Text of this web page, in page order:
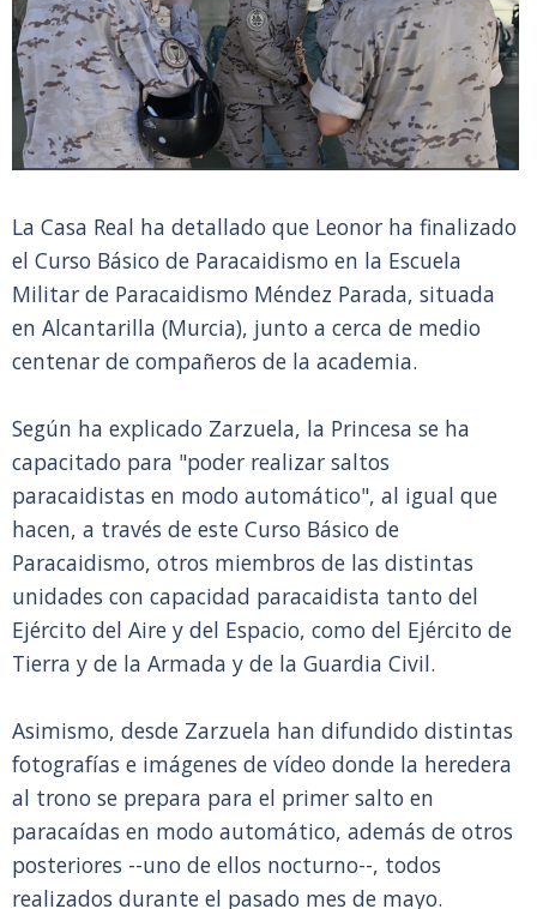
La Casa Real ha detallado que Leonor ha finalizado
el Curso Básico de Paracaidismo en la Escuela
Militar de Paracaidismo Méndez Parada, situada
en Alcantarilla (Murcia), junto a cerca de medio
centenar de compañeros de la academia.
Según ha explicado Zarzuela, la Princesa se ha
capacitado para "poder realizar saltos
paracaidistas en modo automático", al igual que
hacen, a través de este Curso Básico de
Paracaidismo, otros miembros de las distintas
unidades con capacidad paracaidista tanto del
Ejército del Aire y del Espacio, como del Ejército de
Tierra y de la Armada y de la Guardia Civil.
Asimismo, desde Zarzuela han difundido distintas
fotografías e imágenes de vídeo donde la heredera
al trono se prepara para el primer salto en
paracaídas en modo automático, además de otros
posteriores --uno de ellos nocturno--, todos
realizados durante el pasado mes de mayo.